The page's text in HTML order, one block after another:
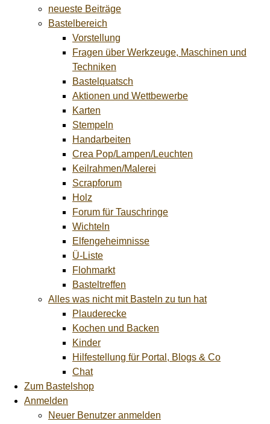
neueste Beiträge
Bastelbereich
Vorstellung
Fragen über Werkzeuge, Maschinen und
Techniken
Bastelquatsch
Aktionen und Wettbewerbe
Karten
Stempeln
Handarbeiten
Crea Pop/Lampen/Leuchten
Keilrahmen/Malerei
Scrapforum
Holz
Forum für Tauschringe
Wichteln
Elfengeheimnisse
Ü-Liste
Flohmarkt
Basteltreffen
Alles was nicht mit Basteln zu tun hat
Plauderecke
Kochen und Backen
Kinder
Hilfestellung für Portal, Blogs & Co
Chat
Zum Bastelshop
Anmelden
Neuer Benutzer anmelden